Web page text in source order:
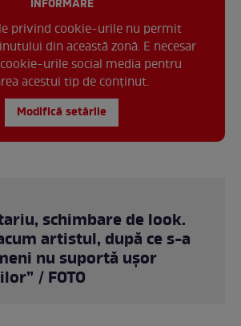
INFORMARE
privind cookie-urile nu permit
din această zonă. E necesar
urile social media pentru
acestui tip de conținut.
Modifică setările
schimbare de look.
artistul, după ce s-a
nu suportă ușor
/ FOTO